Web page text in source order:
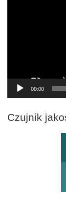
00:00
Czujnik